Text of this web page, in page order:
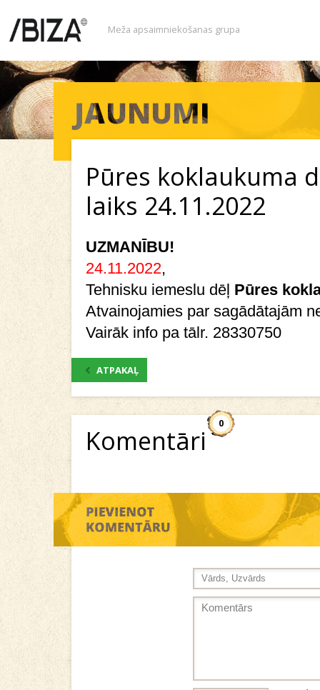
Meža apsaimniekošanas grupa
Pūres koklaukuma
laiks 24.11.2022
UZMANĪBU!
24.11.2022,
Tehnisku iemeslu dēļ Pūres
Atvainojamies par sagādātajām
Vairāk info pa tālr. 28330750
ATPAKAĻ
Komentāri
0